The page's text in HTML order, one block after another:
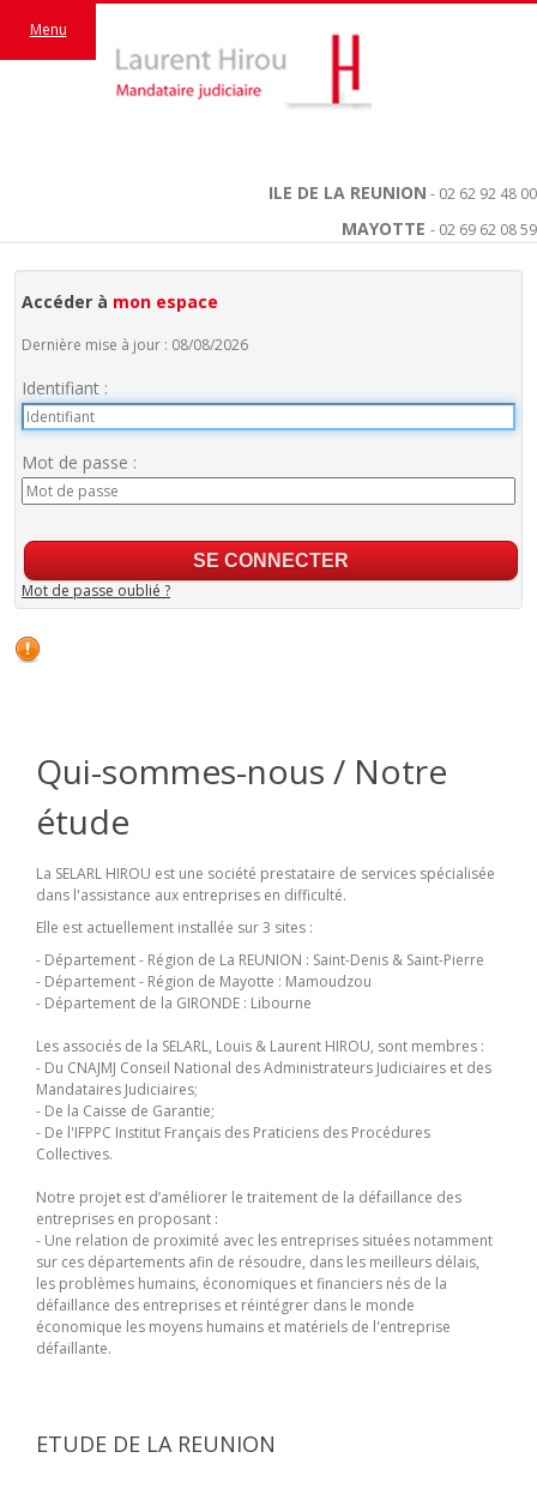
ILE DE LA REUNION - 02 62 92 48 00
MAYOTTE - 02 69 62 08 59
Menu
Accéder à mon espace
Dernière mise à jour : 08/08/2026
Identifiant :
Mot de passe :
Mot de passe oublié ?
Qui-sommes-nous / Notre
étude
La SELARL HIROU est une société prestataire de services spécialisée
dans l'assistance aux entreprises en difficulté.
Elle est actuellement installée sur 3 sites :
- Département - Région de La REUNION : Saint-Denis & Saint-Pierre
- Département - Région de Mayotte : Mamoudzou
- Département de la GIRONDE : Libourne
Les associés de la SELARL, Louis & Laurent HIROU, sont membres :
- Du CNAJMJ Conseil National des Administrateurs Judiciaires et des
Mandataires Judiciaires;
- De la Caisse de Garantie;
- De l'IFPPC Institut Français des Praticiens des Procédures
Collectives.
Notre projet est d’améliorer le traitement de la défaillance des
entreprises en proposant :
- Une relation de proximité avec les entreprises situées notamment
sur ces départements afin de résoudre, dans les meilleurs délais,
les problèmes humains, économiques et financiers nés de la
défaillance des entreprises et réintégrer dans le monde
économique les moyens humains et matériels de l'entreprise
défaillante.
ETUDE DE LA REUNION